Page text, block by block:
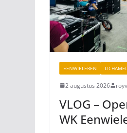
EENWIELEREN
2 augustus 2026
VLOG –
WK